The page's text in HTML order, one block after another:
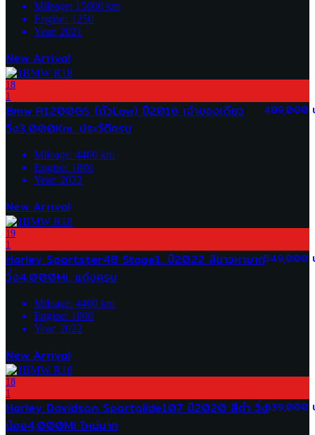
Mileage: 15000 km
Engine: 1250
Year: 2021
New Arrival
18
1
489,000
Bmw R1200GS (ตัวLow) ปี2016 เจ้าของเดียว
วิ่ง3,000Km. ประวัติครบ
Mileage: 4400 km
Engine: 1800
Year: 2022
New Arrival
19
1
549,000
Harley Sportster48 Stage1. ปี2022 สีขาวหายาก
วิ่ง4,000Mi. แต่งครบ
Mileage: 4400 km
Engine: 1800
Year: 2022
New Arrival
18
1
639,000
Harley Davidson Sportglide107 ปี2020 สีดำ วิ่ง
น้อย4,000Mi ใหม่มาก